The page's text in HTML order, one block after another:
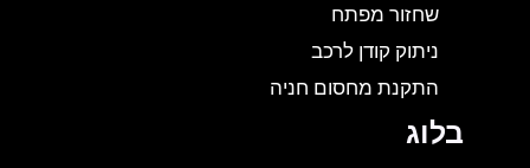
שחזור מפתח
ניתוק קודן לרכב
התקנת מחסום חניה
בלוג